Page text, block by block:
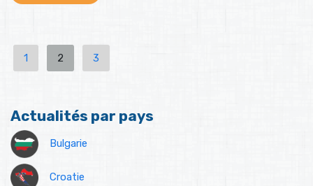
1 2 3
Actualités par pays
Bulgarie
Croatie